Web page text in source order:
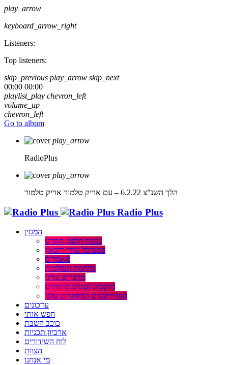
play_arrow
keyboard_arrow_right
Listeners:
Top listeners:
skip_previous play_arrow skip_next
00:00 00:00
playlist_play chevron_left
volume_up
chevron_left
Go to album
play_arrow
RadioPlus
play_arrow
הלך השנ”צ 6.2.22 – עם אריק טלמור
אריק טלמור
Radio Plus
המגזין
גבעת חלפון, הסרט
פסטיבל שירי דיכאון
מאמרים
מלחמת העולמות
מדברים עלינו
מיקסים וסטים מיוחדים
הפרוייקטים המיוחדים שלנו
עדכונים
חפש אותי
כוכב השבת
ארכיון תכניות
לוח השידורים
הצוות
מי אנחנו